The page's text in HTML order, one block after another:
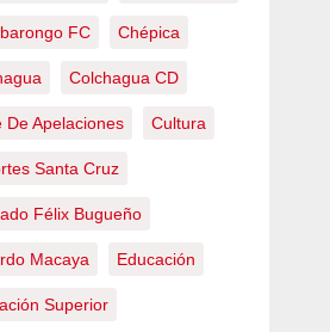
FC Chépica
Colchagua CD
De Apelaciones Cultura
Santa Cruz
Félix Bugueño
Macaya Educación
Superior